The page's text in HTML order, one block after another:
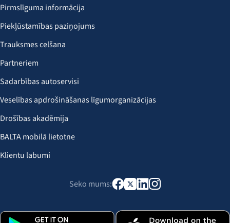
Pirmslīguma informācija
Piekļūstamības paziņojums
Trauksmes celšana
Partneriem
Sadarbības autoservisi
Veselības apdrošināšanas līgumorganizācijas
Drošības akadēmija
BALTA mobilā lietotne
Klientu labumi
Seko mums: